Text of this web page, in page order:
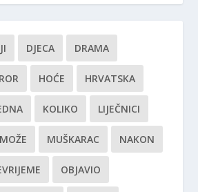
DJECA DRAMA
HOĆE HRVATSKA
KOLIKO LIJEČNICI
MOŽE MUŠKARAC NAKON
OBJAVIO